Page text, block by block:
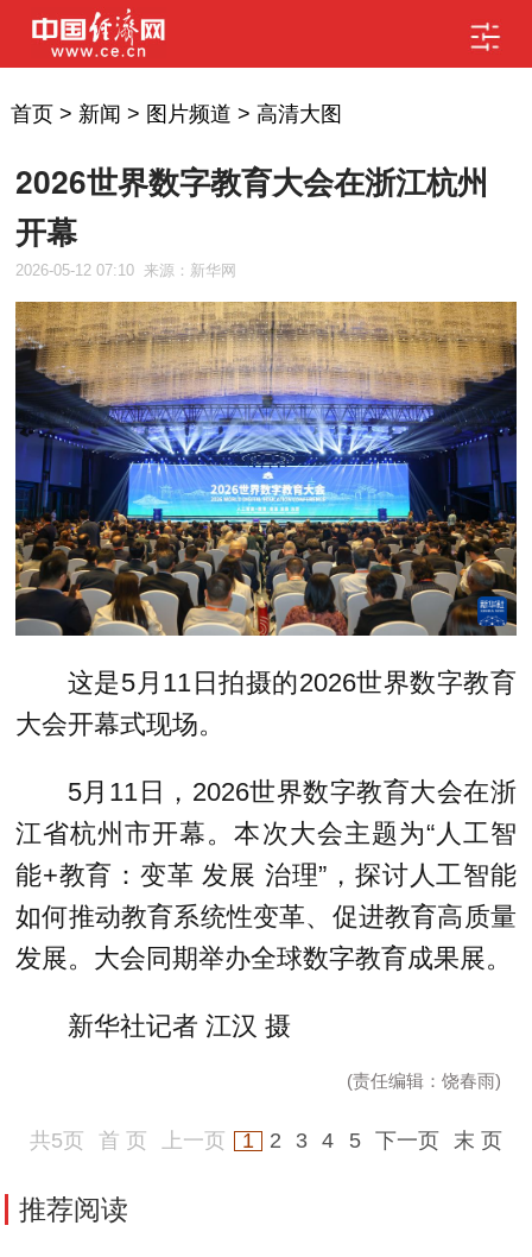
首页> 新闻 > 图片频道 > 高清大图
2026世界数字教育大会在浙江杭州
开幕
2026-05-12 07:10 来源：新华网
这是5月11日拍摄的2026世界数字教育
大会开幕式现场。
5月11日，2026世界数字教育大会在浙
江省杭州市开幕。本次大会主题为“人工智
能+教育：变革 发展 治理”，探讨人工智能
如何推动教育系统性变革、促进教育高质量
发展。大会同期举办全球数字教育成果展。
新华社记者 江汉 摄
(责任编辑：饶春雨)
共5页 首 页 上一页 1 2 3 4 5 下一页 末 页
推荐阅读